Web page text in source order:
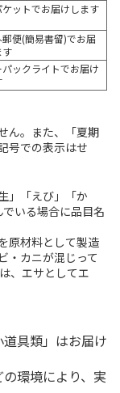
ケットでお届けします
郵便(簡易書留)でお届
す
パックライトでお届け
ん。また、「夏期
号での表示はせ
」「えび」「か
いる場合に品目名
原材料として製造
・カニが混じって
、エサとしてエ
具類」はお届け
環境により、実